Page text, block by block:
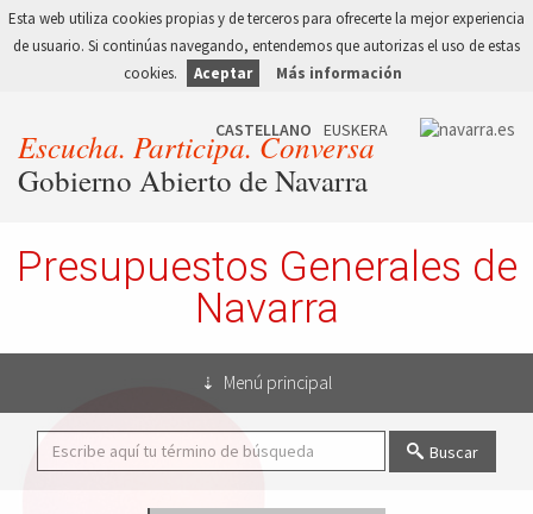
Esta web utiliza cookies propias y de terceros para ofrecerte la mejor experiencia
de usuario. Si continúas navegando, entendemos que autorizas el uso de estas
cookies.
Aceptar Más información
Escucha. Participa. Conversa
Gobierno Abierto de Navarra
Presupuestos Generales de
Navarra
Menú principal
Buscar